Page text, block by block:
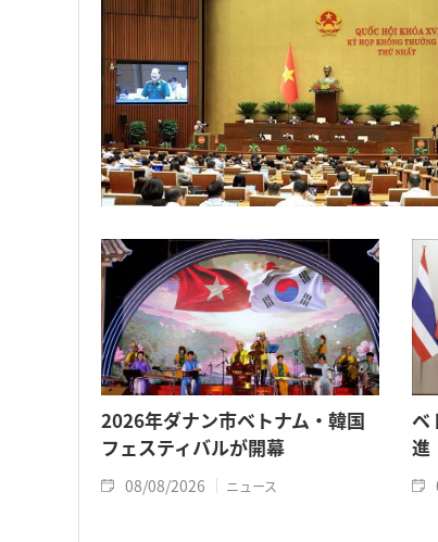
2026年ダナン市ベトナム・韓国
フェスティバルが開幕
08/08/2026 ニュース
ベ
進